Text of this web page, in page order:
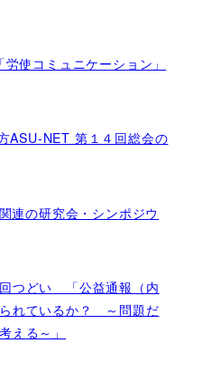
使コミュニケーション」
ASU-NET 第１４回総会の
連の研究会・シンポジウ
つどい 「公益通報（内
れているか？ ～問題だ
える～」